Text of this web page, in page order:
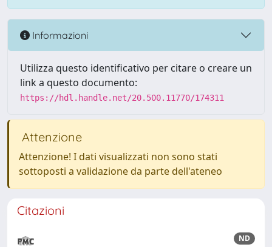
Informazioni
Utilizza questo identificativo per citare o creare un
link a questo documento:
https://hdl.handle.net/20.500.11770/174311
Attenzione
Attenzione! I dati visualizzati non sono stati
sottoposti a validazione da parte dell'ateneo
Citazioni
ND